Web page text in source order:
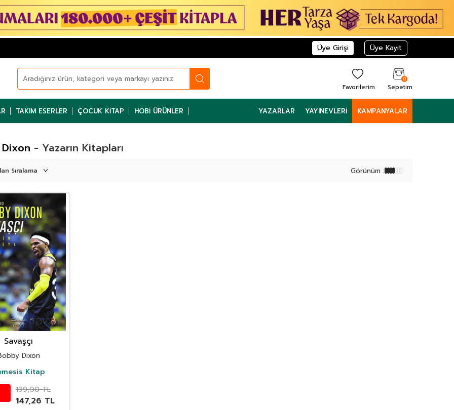
Üye Girişi Üye Kayıt
Favorilerim
0
Sepetim
TAKIM ESERLER ÇOCUK KITAP HOBI ÜRÜNLER YAZARLAR YAYINEVLERI KAMPANYALAR
- Yazarın Kitapları
Görünüm :
Savaşçı
Dixon
Kitap
199,00TL
147,26 TL